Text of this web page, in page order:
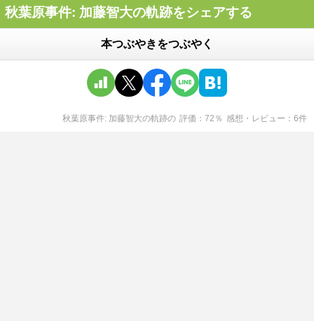
秋葉原事件: 加藤智大の軌跡をシェアする
本つぶやきをつぶやく
秋葉原事件: 加藤智大の軌跡の 評価 72 ％ 感想・レビュー 6件